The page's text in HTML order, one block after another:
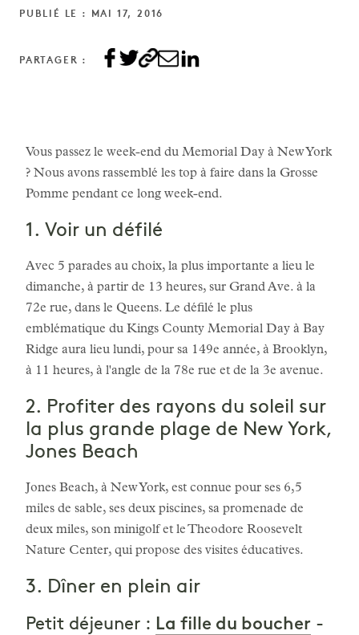
PUBLIÉ LE : MAI 17, 2016
PARTAGER :
Vous passez le week-end du Memorial Day à New York
? Nous avons rassemblé les top à faire dans la Grosse
Pomme pendant ce long week-end.
1. Voir un défilé
Avec 5 parades au choix, la plus importante a lieu le
dimanche, à partir de 13 heures, sur Grand Ave. à la
72e rue, dans le Queens. Le défilé le plus
emblématique du Kings County Memorial Day à Bay
Ridge aura lieu lundi, pour sa 149e année, à Brooklyn,
à 11 heures, à l'angle de la 78e rue et de la 3e avenue.
2. Profiter des rayons du soleil sur
la plus grande plage de New York,
Jones Beach
Jones Beach, à New York, est connue pour ses 6,5
miles de sable, ses deux piscines, sa promenade de
deux miles, son minigolf et le Theodore Roosevelt
Nature Center, qui propose des visites éducatives.
3. Dîner en plein air
Petit déjeuner : La fille du boucher -